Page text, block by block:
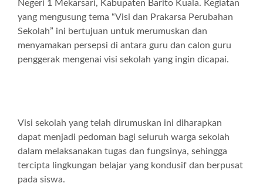
Negeri 1 Mekarsari, Kabupaten Barito Kuala. Kegiatan
yang mengusung tema “Visi dan Prakarsa Perubahan
Sekolah” ini bertujuan untuk merumuskan dan
menyamakan persepsi di antara guru dan calon guru
penggerak mengenai visi sekolah yang ingin dicapai.
Visi sekolah yang telah dirumuskan ini diharapkan
dapat menjadi pedoman bagi seluruh warga sekolah
dalam melaksanakan tugas dan fungsinya, sehingga
tercipta lingkungan belajar yang kondusif dan berpusat
pada siswa.